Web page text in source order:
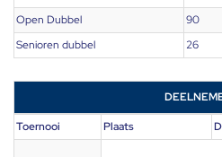
Open Dubbel 90
Senioren dubbel
26
Toernooi Plaats